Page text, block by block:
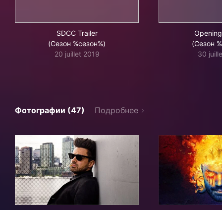
SDCC Trailer
(Сезон %сезон%)
20 juillet 2019
(Сезон
30
Фотографии (47) Подробнее